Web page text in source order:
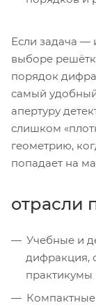
Если задача —
выборе
порядок
самый
апертуру
слишком
геометрию,
попадает на
отрасли
Учебные и
дифракция,
практикумы
Компактные